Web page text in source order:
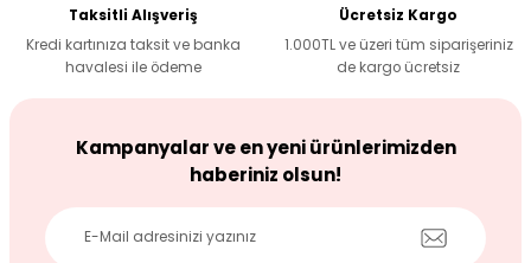
Taksitli Alışveriş
Kredi kartınıza taksit ve banka
havalesi ile ödeme
Ücretsiz Kargo
1.000TL ve üzeri tüm siparişeriniz
de kargo ücretsiz
Kampanyalar ve en yeni ürünlerimizden
haberiniz olsun!